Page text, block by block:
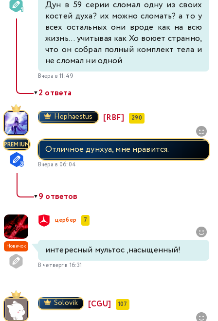
Дун в 59 серии сломал одну из своих
костей духа? их можно сломать? а то у
всех остальных они вроде как на всю
жизнь... учитывая как Хо воюет странно,
что он собрал полный комплект тела и
не сломал ни одной
Вчера в 11:49
▼2 ответа
PREMIUM
Hephaestus [RBF] 290
Отличное дунхуа, мне нравится.
Вчера в 06:04
▼9 ответов
Новичок
цербер 7
интересный мультос ,насыщенный!
В четверг в 16:31
Solovik [CGU] 107